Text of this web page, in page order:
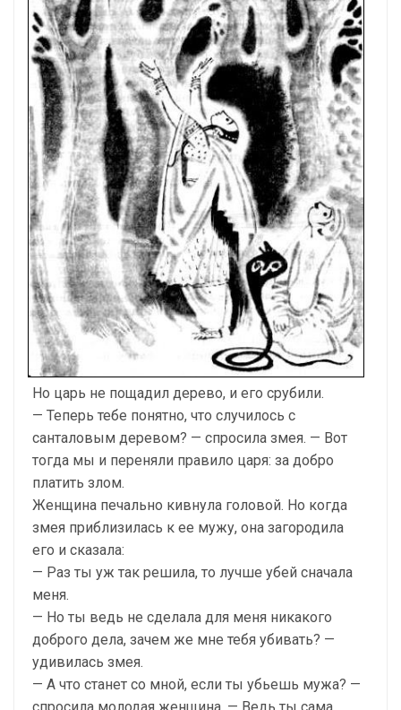
Но царь не пощадил дерево, и его срубили.
— Теперь тебе понятно, что случилось с
санталовым деревом? — спросила змея. — Вот
тогда мы и переняли правило царя: за добро
платить злом.
Женщина печально кивнула головой. Но когда
змея приблизилась к ее мужу, она загородила
его и сказала:
— Раз ты уж так решила, то лучше убей сначала
меня.
— Но ты ведь не сделала для меня никакого
доброго дела, зачем же мне тебя убивать? —
удивилась змея.
— А что станет со мной, если ты убьешь мужа? —